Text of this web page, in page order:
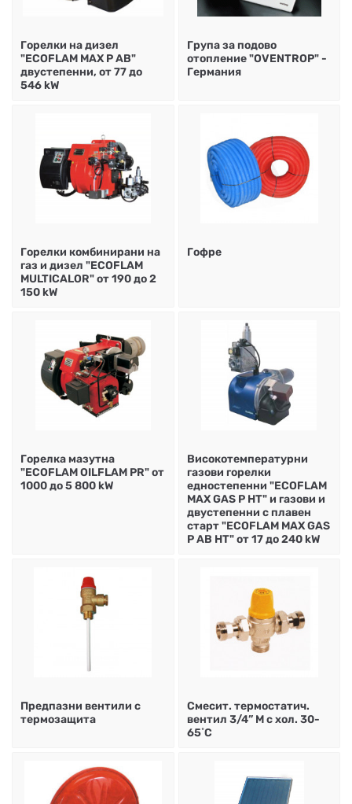
Горелки на дизел
"ECOFLAM MAX P AB"
двустепенни, от 77 до
546 kW
Група за подово
отопление "OVENTROP" -
Германия
Горелки комбинирани на
газ и дизел "ECOFLAM
MULTICALOR" от 190 до 2
150 kW
Гофре
Горелка мазутна
"ECOFLAM OILFLAM PR" от
1000 до 5 800 kW
Високотемпературни
газови горелки
едностепенни "ECOFLAM
MAX GAS P HT" и газови и
двустепенни с плавен
старт "ECOFLAM MAX GAS
P AB HT" от 17 до 240 kW
Предпазни вентили с
термозащита
Смесит. термостатич.
вентил 3/4” М с хол. 30-
65˚C